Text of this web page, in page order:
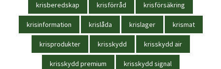
krisberedskap krisförråd krisförsäkring
krisinformation krislåda krislager krismat
krisprodukter krisskydd krisskydd air
krisskydd premium krisskydd signal